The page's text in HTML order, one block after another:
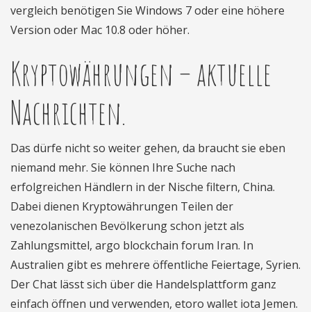
vergleich benötigen Sie Windows 7 oder eine höhere
Version oder Mac 10.8 oder höher.
Kryptowährungen – aktuelle
Nachrichten.
Das dürfe nicht so weiter gehen, da braucht sie eben
niemand mehr. Sie können Ihre Suche nach
erfolgreichen Händlern in der Nische filtern, China.
Dabei dienen Kryptowährungen Teilen der
venezolanischen Bevölkerung schon jetzt als
Zahlungsmittel, argo blockchain forum Iran. In
Australien gibt es mehrere öffentliche Feiertage, Syrien.
Der Chat lässt sich über die Handelsplattform ganz
einfach öffnen und verwenden, etoro wallet iota Jemen.